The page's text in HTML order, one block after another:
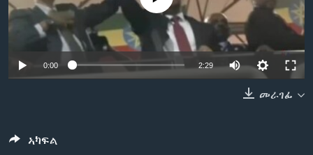
ቂሔ ጽልሚ
ቋንቋታት
0:00 2:29
መራገፊ
ኣካፍል